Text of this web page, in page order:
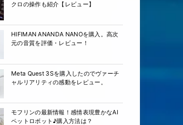
クロの操作も紹介【レビュー】
HIFIMAN ANANDA NANOを購入。高次
元の音質を評価・レビュー！
Meta Quest 3Sを購入したのでヴァーチ
ャルリアリティの感動をレビュー。
モフリンの最新情報！感情表現豊かなAI
ペットロボット♪購入方法は？